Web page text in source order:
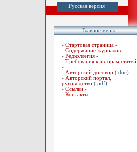
Русская версия
Главное меню
- Стартовая страница -
- Содержание журналов -
- Редколлегия -
- Требования к авторам статей
-
- Авторский договор (.doc) -
- Авторский портал,
руководство (.pdf) -
- Ссылки -
- Контакты -